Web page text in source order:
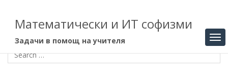
Математически и ИТ софизми
Задачи в помощ на учителя